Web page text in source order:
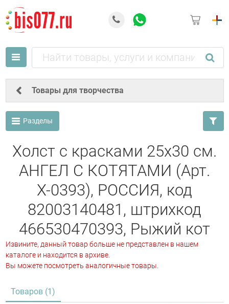
Товары для творчества
Разделы
Холст с красками 25х30 см.
АНГЕЛ С КОТЯТАМИ (Арт.
Х-0393), РОССИЯ, код
82003140481, штрихкод
466530470393, Рыжий кот
Извините, данный товар больше не представлен в нашем
каталоге и находится в архиве.
Вы можете посмотреть аналогичные товары.
Товаров (1)